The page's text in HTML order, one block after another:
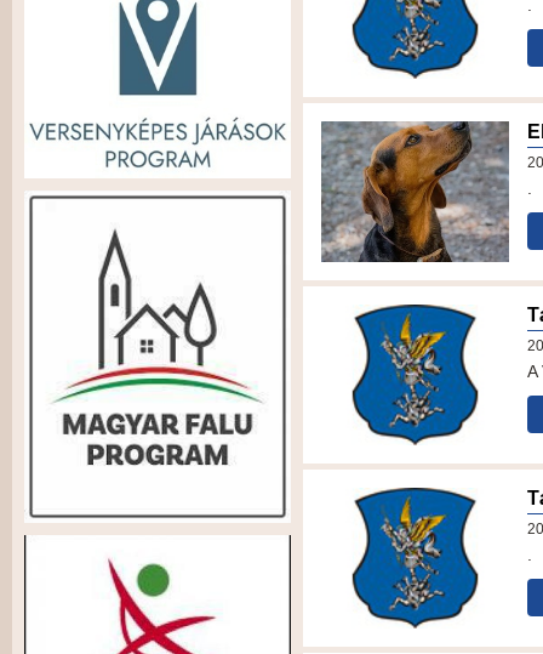
A